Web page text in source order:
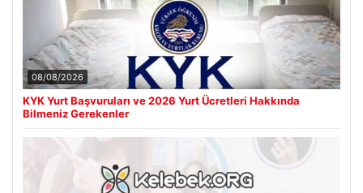
08/08/2026
KYK Yurt Başvuruları ve 2026 Yurt Ücretleri Hakkında
Bilmeniz Gerekenler